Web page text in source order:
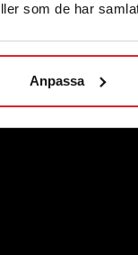
som de har
Anpassa